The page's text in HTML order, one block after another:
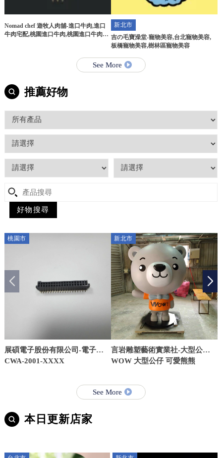
Nomad chef 遊牧人肉舖-進口牛肉,進口
牛肉宅配,桃園進口牛肉,桃園進口牛肉宅
新北市
吉の毛寶澡堂-寵物美容,台北寵物美容,
板橋寵物美容,樹林區寵物美容
See More
推薦好物
桃園市
展碩電子股份有限公司-電子零
件公司,桃園電子零件公司,蘆竹
CWA-2001-XXXX
新北市
言岩雕塑藝術實業社-大型公仔
訂製,公仔裝置藝術,台北大型公
WOW 大型公仔 可愛熊熊
See More
本日更新店家